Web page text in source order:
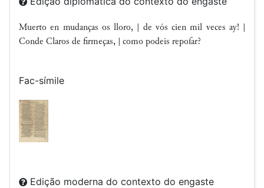
Muerto en mudanças os lloro, | de vós cien mil veces ay! |
Conde Claros de firmeças, | como podeis repoſar?
Fac-símile
Edição moderna do contexto do engaste